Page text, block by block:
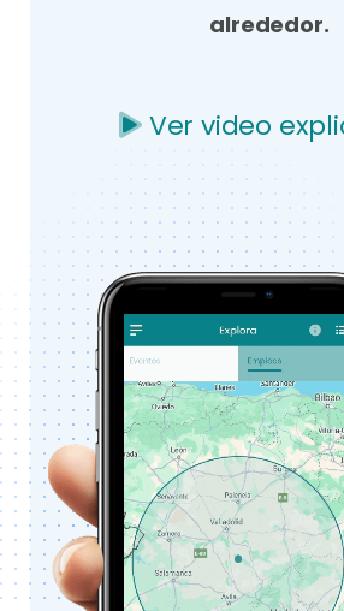
alrededor.
Ver video